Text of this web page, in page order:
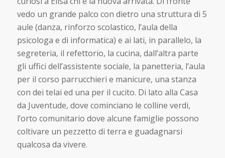
vedo un grande palco con dietro una struttura di 5
aule (danza, rinforzo scolastico, l’aula della
psicologa e di informatica) e ai lati, in parallelo, la
segreteria, il refettorio, la cucina, dall’altra parte
gli uffici dell’assistente sociale, la panetteria, l’aula
per il corso parrucchieri e manicure, una stanza
con dei telai ed una per il cucito. Di lato alla Casa
da Juventude, dove cominciano le colline verdi,
l’orto comunitario dove alcune famiglie possono
coltivare un pezzetto di terra e guadagnarsi
qualcosa da vivere.